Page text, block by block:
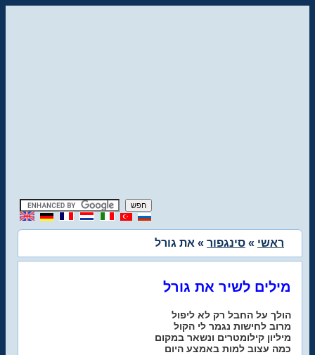
ראשי » סינגפור » את גורל
מילים לשיר את גורל
הולך על החבל רק לא ליפול
מרוב לחישות נגמר לי הקול
מיליון קילומטרים ונשאר במקום
כמה עצוב למות באמצע היום